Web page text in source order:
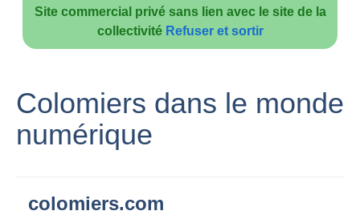
Site commercial privé sans lien avec le site de la
collectivité Refuser et sortir
Colomiers dans le monde
numérique
colomiers.com